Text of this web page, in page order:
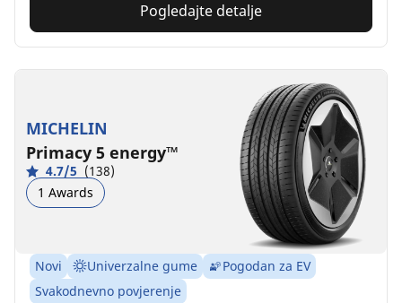
Pogledajte detalje
MICHELIN
Primacy 5 energy™
4.7/5 (138)
1 Awards
Novi Univerzalne gume
Pogodan za EV
Svakodnevno povjerenje